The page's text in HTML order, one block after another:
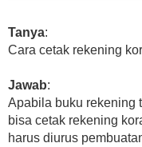
Tanya:
Cara cetak rekening
Jawab:
Apabila buku rekening
bisa cetak rekening
harus diurus